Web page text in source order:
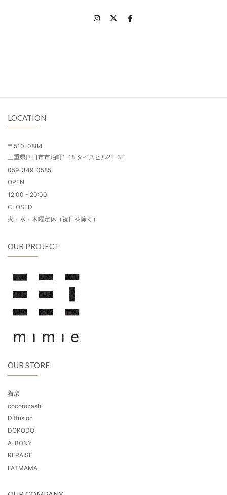
LOCATION
〒510-0884
三重県四日市市泊町1-18 タイズビル2F-3F
059-349-0585
OPEN
12:00 - 20:00
CLOSED
火・水・木曜定休（祝日を除く）
OUR PROJECT
OUR STORE
着楽
cocorozashi
Diffusion
DOKODO
A-BONY
RERAISE
FATMAMA